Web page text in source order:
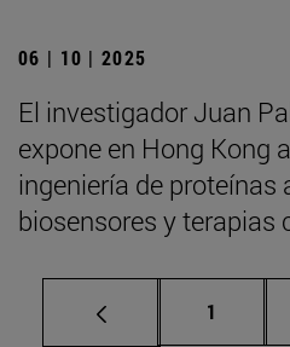
06 | 10 | 2025
El investigador Juan
expone en Hong Kong
ingeniería de proteínas
biosensores y terapias
Página
1